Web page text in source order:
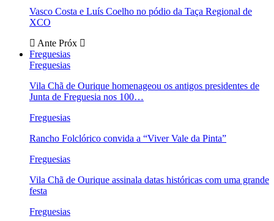
Vasco Costa e Luís Coelho no pódio da Taça Regional de
XCO
Ante Próx
Freguesias
Freguesias
Vila Chã de Ourique homenageou os antigos presidentes de
Junta de Freguesia nos 100…
Freguesias
Rancho Folclórico convida a “Viver Vale da Pinta”
Freguesias
Vila Chã de Ourique assinala datas históricas com uma grande
festa
Freguesias